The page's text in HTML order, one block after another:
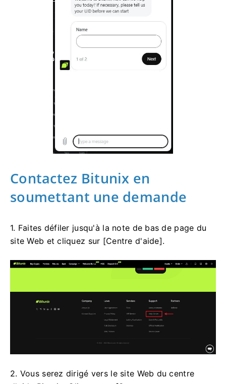
Contactez Bitunix en
soumettant une demande
1. Faites défiler jusqu'à la note de bas de page du
site Web et cliquez sur [Centre d'aide].
2. Vous serez dirigé vers le site Web du centre